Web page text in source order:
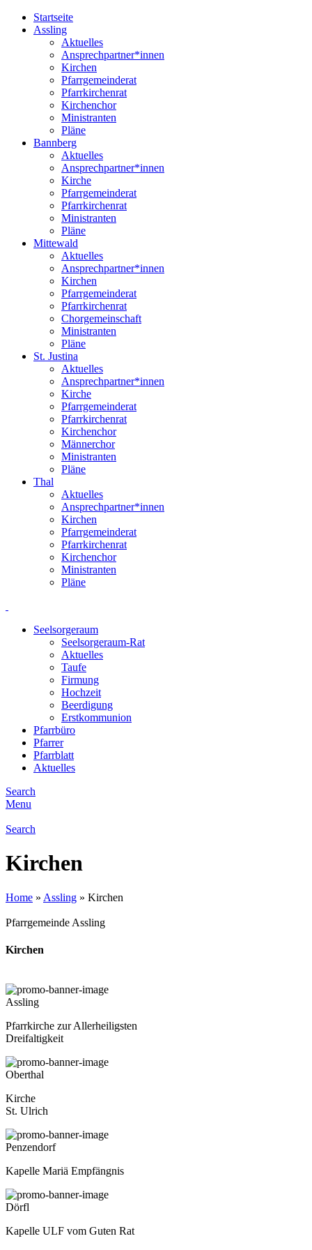
Startseite
Assling
Aktuelles
Ansprechpartner*innen
Kirchen
Pfarrgemeinderat
Pfarrkirchenrat
Kirchenchor
Ministranten
Pläne
Bannberg
Aktuelles
Ansprechpartner*innen
Kirche
Pfarrgemeinderat
Pfarrkirchenrat
Ministranten
Pläne
Mittewald
Aktuelles
Ansprechpartner*innen
Kirchen
Pfarrgemeinderat
Pfarrkirchenrat
Chorgemeinschaft
Ministranten
Pläne
St. Justina
Aktuelles
Ansprechpartner*innen
Kirche
Pfarrgemeinderat
Pfarrkirchenrat
Kirchenchor
Männerchor
Ministranten
Pläne
Thal
Aktuelles
Ansprechpartner*innen
Kirchen
Pfarrgemeinderat
Pfarrkirchenrat
Kirchenchor
Ministranten
Pläne
Seelsorgeraum
Seelsorgeraum-Rat
Aktuelles
Taufe
Firmung
Hochzeit
Beerdigung
Erstkommunion
Pfarrbüro
Pfarrer
Pfarrblatt
Aktuelles
Search
Menu
Search
Kirchen
Home » Assling » Kirchen
Pfarrgemeinde Assling
Kirchen
Assling
Pfarrkirche zur Allerheiligsten
Dreifaltigkeit
Oberthal
Kirche
St. Ulrich
Penzendorf
Kapelle Mariä Empfängnis
Dörfl
Kapelle ULF vom Guten Rat